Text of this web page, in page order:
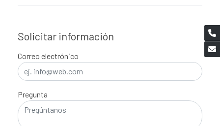
Solicitar información
Correo electrónico
Pregunta